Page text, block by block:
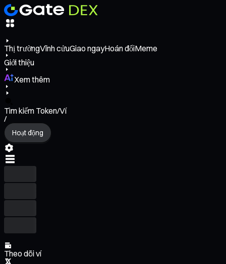
Thị trườngVĩnh cửuGiao ngayHoán đổiMeme
Giới thiệu
Xem thêm
Tìm kiếm Token/Ví
/
Hoạt động
Theo dõi ví